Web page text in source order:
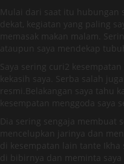
Mulai dari saat itu hubungan
dekat, kegiatan yang paling
memasak makan malam.
ataupun saya mendekap
Saya sering curi2
kekasih saya. Serba salah
resmi.Belakangan saya tahu
kesempatan menggoda saya
Dia sering sengaja membuat
mencelupkan jarinya dan
di kesempatan lain tante Ikha
di bibirnya dan meminta saya